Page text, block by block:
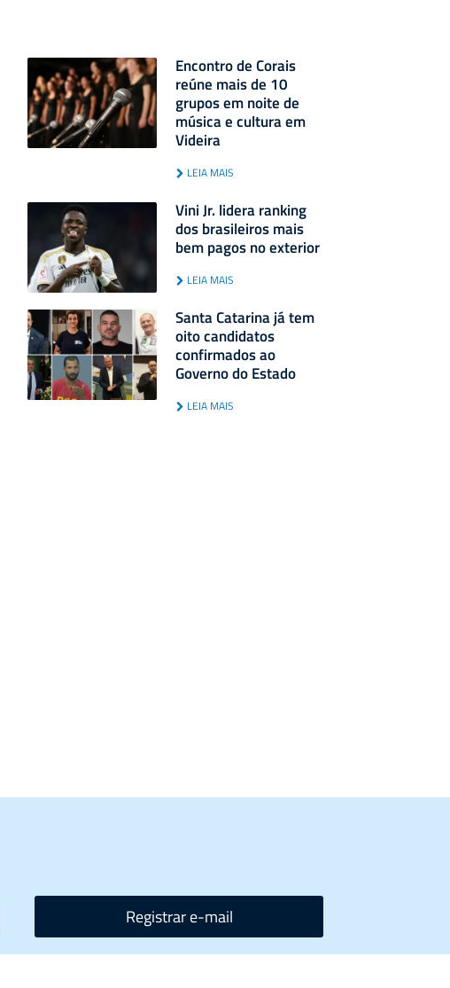
Encontro de Corais
reúne mais de 10
grupos em noite de
música e cultura em
Videira
LEIA MAIS
Vini Jr. lidera ranking
dos brasileiros mais
bem pagos no exterior
LEIA MAIS
Santa Catarina já tem
oito candidatos
confirmados ao
Governo do Estado
LEIA MAIS
Registrar e-mail